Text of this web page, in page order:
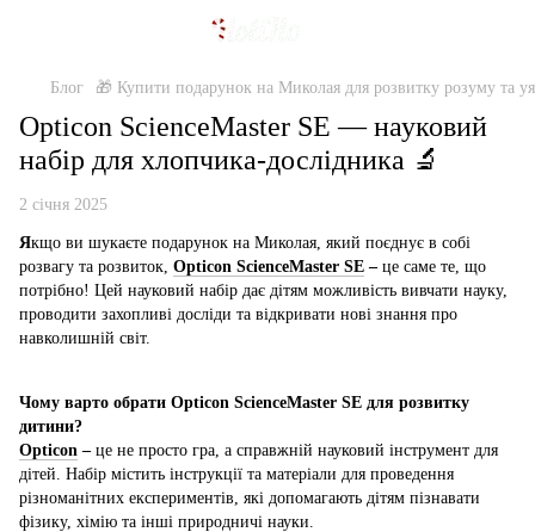
Блог 🎁 Купити подарунок на Миколая для розвитку розуму та
Opticon ScienceMaster SE — науковий
набір для хлопчика-дослідника 🔬
2 січня 2025
Якщо ви шукаєте подарунок на Миколая, який поєднує в собі
розвагу та розвиток, Opticon ScienceMaster SE – це саме те, що
потрібно! Цей науковий набір дає дітям можливість вивчати науку,
проводити захопливі досліди та відкривати нові знання про
навколишній світ.
Чому варто обрати Opticon ScienceMaster SE для розвитку
дитини?
Opticon – це не просто гра, а справжній науковий інструмент для
дітей. Набір містить інструкції та матеріали для проведення
різноманітних експериментів, які допомагають дітям пізнавати
фізику, хімію та інші природничі науки.